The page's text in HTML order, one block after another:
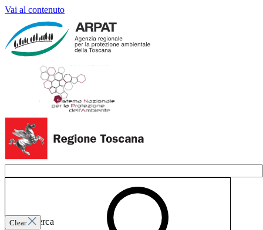
Vai al contenuto
Clear
Invia ricerca